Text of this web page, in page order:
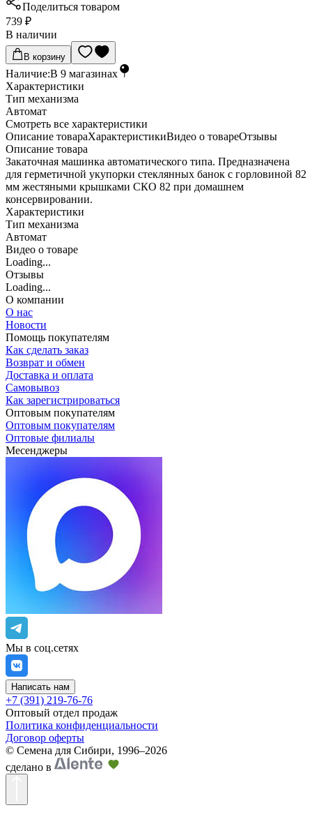
Поделиться товаром
739 ₽
В наличии
В корзину
Наличие:В 9 магазинах
Характеристики
Тип механизма
Автомат
Cмотреть все характеристики
Описание товараХарактеристикиВидео о товареОтзывы
Описание товара
Закаточная машинка автоматического типа. Предназначена
для герметичной укупорки стеклянных банок с горловиной 82
мм жестяными крышками СКО 82 при домашнем
консервировании.
Характеристики
Тип механизма
Автомат
Видео о товаре
Loading...
Отзывы
Loading...
О компании
О нас
Новости
Помощь покупателям
Как сделать заказ
Возврат и обмен
Доставка и оплата
Самовывоз
Как зарегистрироваться
Оптовым покупателям
Оптовым покупателям
Оптовые филиалы
Месенджеры
Мы в соц.сетях
Написать нам
+7 (391) 219-76-76
Оптовый отдел продаж
Политика конфиденциальности
Договор оферты
© Семена для Сибири, 1996–2026
сделано в